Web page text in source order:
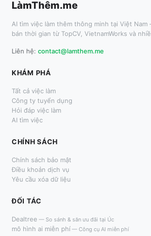
LàmThêm.me
AI tìm việc làm thêm thông minh tại Việt
bán thời gian từ TopCV, VietnamWorks và
Liên hệ: contact@lamthem.me
KHÁM PHÁ
Tất cả việc làm
Công ty tuyển dụng
Hỏi đáp việc làm
AI tìm việc
CHÍNH SÁCH
Chính sách bảo mật
Điều khoản dịch vụ
Yêu cầu xóa dữ liệu
ĐỐI TÁC
Dealtree — So sánh & săn ưu đãi tại Úc
mô hình ai miễn phí — Công cụ AI miễn phí